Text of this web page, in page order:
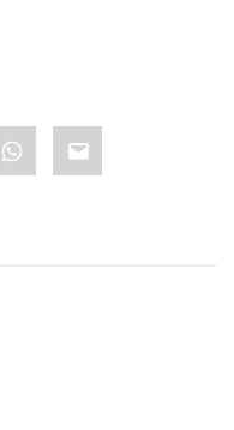
WhatsApp
Email